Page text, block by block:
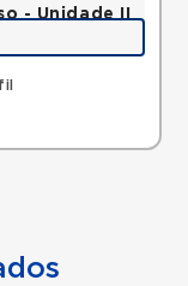
- Unidade II
SP,